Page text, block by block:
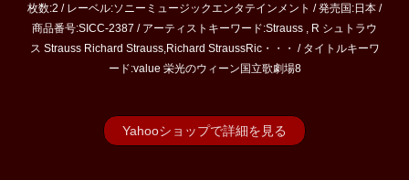
枚数:2 / レーベル:ソニーミュージックエンタテインメント / 発売国:日本 /
商品番号:SICC-2387 / アーティストキーワード:Strauss , R シュトラウ
ス Strauss Richard Strauss,Richard StraussRic・・・ / タイトルキーワ
ード:value 栄光のウィーン国立歌劇場8
Yahooショップで詳細を見る